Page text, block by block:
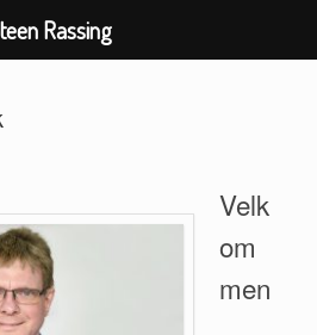
Velk
om
men
Rassing